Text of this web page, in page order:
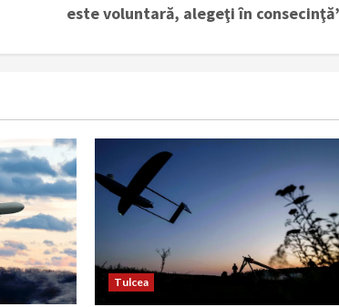
este voluntară, alegeţi în
Tulcea